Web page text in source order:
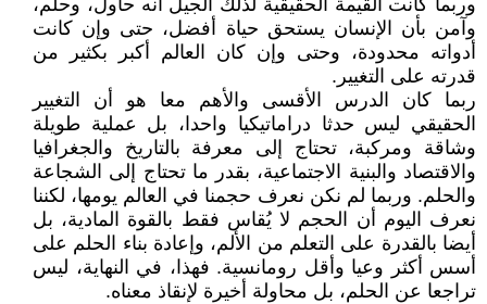
وربما كانت القيمة الحقيقية لذلك الجيل أنه حاول، وحلم،
وآمن بأن الإنسان يستحق حياة أفضل، حتى وإن كانت
أدواته محدودة، وحتى وإن كان العالم أكبر بكثير من
قدرته على التغيير.
ربما كان الدرس الأقسى والأهم معا هو أن التغيير
الحقيقي ليس حدثا دراماتيكيا واحدا، بل عملية طويلة
وشاقة ومركبة، تحتاج إلى معرفة بالتاريخ والجغرافيا
والاقتصاد والبنية الاجتماعية، بقدر ما تحتاج إلى الشجاعة
والحلم. وربما لم نكن نعرف حجمنا في العالم يومها، لكننا
نعرف اليوم أن الحجم لا يُقاس فقط بالقوة المادية، بل
أيضا بالقدرة على التعلم من الألم، وإعادة بناء الحلم على
أسس أكثر وعيا وأقل رومانسية. فهذا، في النهاية، ليس
تراجعا عن الحلم، بل محاولة أخيرة لإنقاذ معناه.